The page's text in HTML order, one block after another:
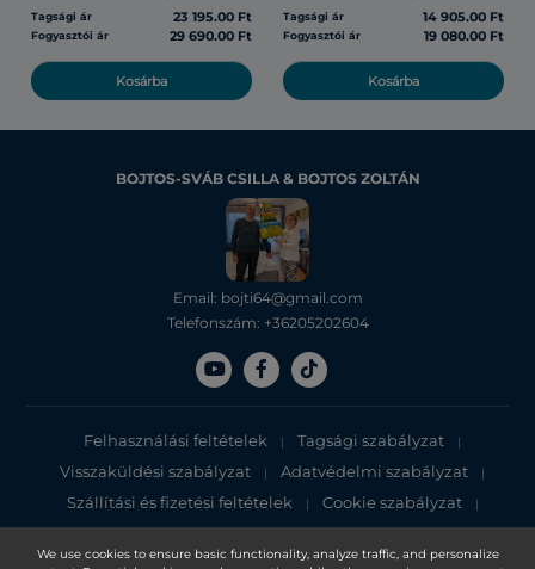
We use cookies to ensure basic functionality, analyze traffic, and personalize
Tagsági ár 23 195.00 Ft
Fogyasztói ár 29 690.00 Ft
Kosárba
Tagsági ár 14 905.00 Ft
Fogyasztói ár 19 080.00 Ft
Kosárba
BOJTOS-SVÁB CSILLA & BOJTOS ZOLTÁN
Email: bojti64@gmail.com
Telefonszám: +36205202604
Felhasználási feltételek | Tagsági szabályzat |
Visszaküldési szabályzat | Adatvédelmi szabályzat |
Szállítási és fizetési feltételek | Cookie szabályzat |
Adatvédelmi tájékoztató